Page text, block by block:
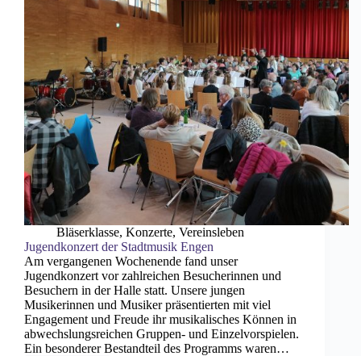
Bläserklasse, Konzerte, Vereinsleben
Jugendkonzert der Stadtmusik Engen
Am vergangenen Wochenende fand unser
Jugendkonzert vor zahlreichen Besucherinnen und
Besuchern in der Halle statt. Unsere jungen
Musikerinnen und Musiker präsentierten mit viel
Engagement und Freude ihr musikalisches Können in
abwechslungsreichen Gruppen- und Einzelvorspielen.
Ein besonderer Bestandteil des Programms waren…